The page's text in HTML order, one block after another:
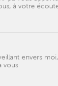
à votre
envers
vous